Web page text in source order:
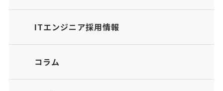
ITエンジニア採用情報
コラム